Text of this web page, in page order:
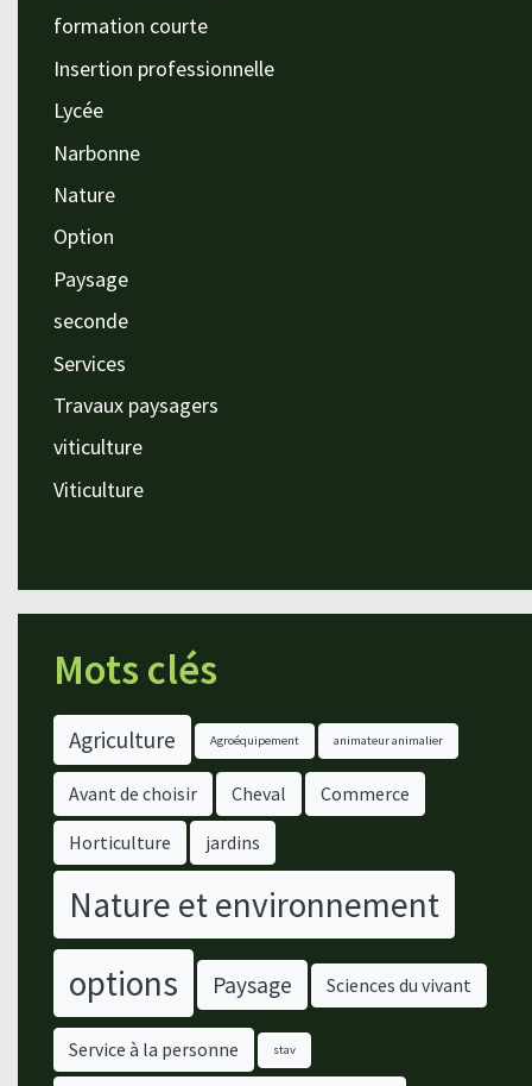
formation courte
Insertion professionnelle
Lycée
Narbonne
Nature
Option
Paysage
seconde
Services
Travaux paysagers
viticulture
Viticulture
Mots clés
Agriculture Agroéquipement animateur animalier
Avant de choisir Cheval Commerce
Horticulture jardins
Nature et environnement
options
Paysage Sciences du vivant
Service à la personne stav